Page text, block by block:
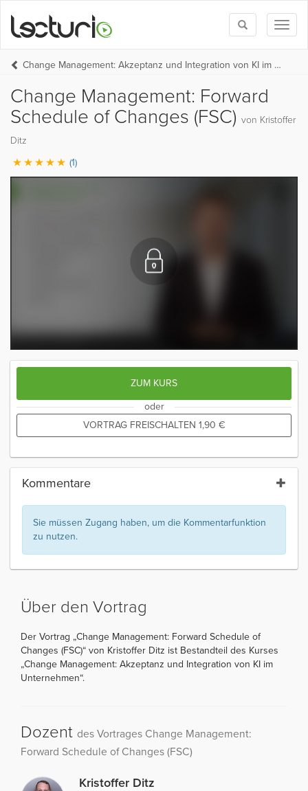
Toggle
search
Change Management: Akzeptanz und Integration von KI im Unternehmen
Change Management: Forward
Schedule of Changes (FSC) von Kristoffer
Ditz
(1)
ZUM KURS
oder
VORTRAG FREISCHALTEN 1,90 €
Kommentare
Sie müssen Zugang haben, um die Kommentarfunktion
zu nutzen.
Über den Vortrag
Der Vortrag „Change Management: Forward Schedule of
Changes (FSC)“ von Kristoffer Ditz ist Bestandteil des Kurses
„Change Management: Akzeptanz und Integration von KI im
Unternehmen“.
Dozent des Vortrages Change Management:
Forward Schedule of Changes (FSC)
Kristoffer Ditz